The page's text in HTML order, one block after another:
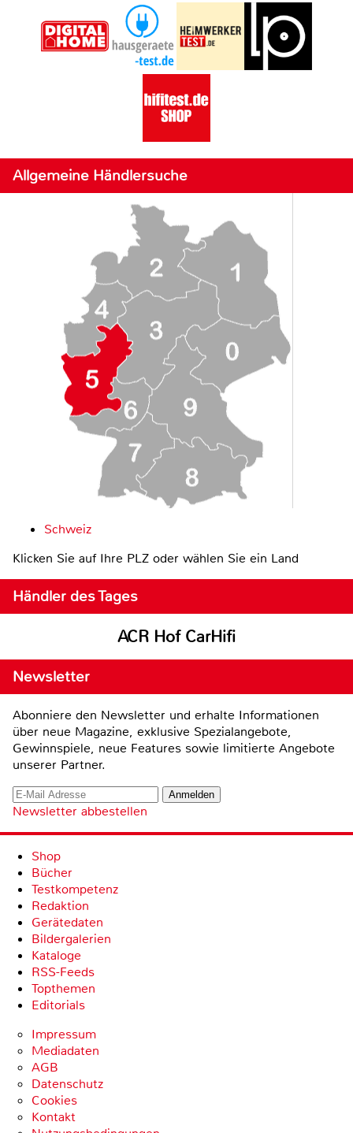
Allgemeine Händlersuche
Schweiz
Klicken Sie auf Ihre PLZ oder wählen Sie ein Land
Händler des Tages
ACR Hof CarHifi
Newsletter
Abonniere den Newsletter und erhalte Informationen
über neue Magazine, exklusive Spezialangebote,
Gewinnspiele, neue Features sowie limitierte Angebote
unserer Partner.
Newsletter abbestellen
Shop
Bücher
Testkompetenz
Redaktion
Gerätedaten
Bildergalerien
Kataloge
RSS-Feeds
Topthemen
Editorials
Impressum
Mediadaten
AGB
Datenschutz
Cookies
Kontakt